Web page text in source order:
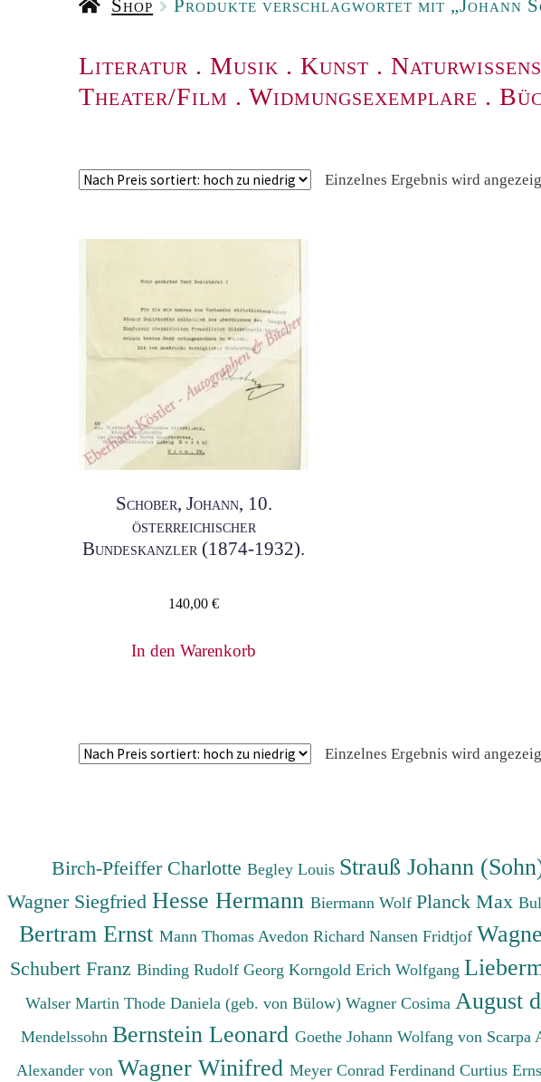
Shop Produkte verschlagwortet mit „Johann
Literatur . Musik . Kunst .
Theater/Film . Widmungsexemplare .
Einzelnes Ergebnis wird
Schober, Johann, 10.
österreichischer
Bundeskanzler (1874-1932).
140,00€
In den Warenkorb
Einzelnes Ergebnis wird
Birch-Pfeiffer CharlotteBegley Louis Strauß Johann
Wagner Siegfried Hesse Hermann Biermann Wolf Planck Max
Bertram Ernst Mann Thomas Avedon Richard Nansen Fridtjof
Schubert Franz Binding Rudolf Georg Korngold Erich Wolfgang
Walser Martin Thode Daniela (geb. von Bülow) Wagner Cosima August
Mendelssohn Bernstein Leonard Goethe Johann Wolfang von Scarpa
Alexander von Wagner Winifred Meyer Conrad Ferdinand Curtius